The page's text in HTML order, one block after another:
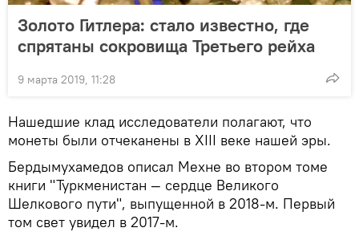
Золото Гитлера: стало известно, где
спрятаны сокровища Третьего рейха
9 марта 2019, 11:28
Нашедшие клад исследователи полагают, что
монеты были отчеканены в XIII веке нашей эры.
Бердымухамедов описал Мехне во втором томе
книги "Туркменистан — сердце Великого
Шелкового пути", выпущенной в 2018-м. Первый
том свет увидел в 2017-м.